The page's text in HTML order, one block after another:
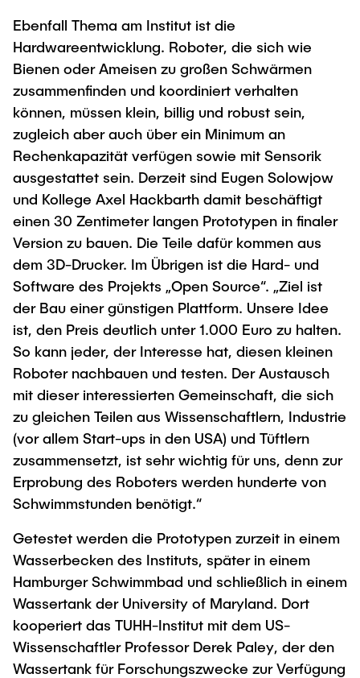
Ebenfall Thema am Institut ist die
Hardwareentwicklung. Roboter, die sich wie
Bienen oder Ameisen zu großen Schwärmen
zusammenfinden und koordiniert verhalten
können, müssen klein, billig und robust sein,
zugleich aber auch über ein Minimum an
Rechenkapazität verfügen sowie mit Sensorik
ausgestattet sein. Derzeit sind Eugen Solowjow
und Kollege Axel Hackbarth damit beschäftigt
einen 30 Zentimeter langen Prototypen in finaler
Version zu bauen. Die Teile dafür kommen aus
dem 3D-Drucker. Im Übrigen ist die Hard- und
Software des Projekts „Open Source“. „Ziel ist
der Bau einer günstigen Plattform. Unsere Idee
ist, den Preis deutlich unter 1.000 Euro zu halten.
So kann jeder, der Interesse hat, diesen kleinen
Roboter nachbauen und testen. Der Austausch
mit dieser interessierten Gemeinschaft, die sich
zu gleichen Teilen aus Wissenschaftlern, Industrie
(vor allem Start-ups in den USA) und Tüftlern
zusammensetzt, ist sehr wichtig für uns, denn zur
Erprobung des Roboters werden hunderte von
Schwimmstunden benötigt.“
Getestet werden die Prototypen zurzeit in einem
Wasserbecken des Instituts, später in einem
Hamburger Schwimmbad und schließlich in einem
Wassertank der University of Maryland. Dort
kooperiert das TUHH-Institut mit dem US-
Wissenschaftler Professor Derek Paley, der den
Wassertank für Forschungszwecke zur Verfügung